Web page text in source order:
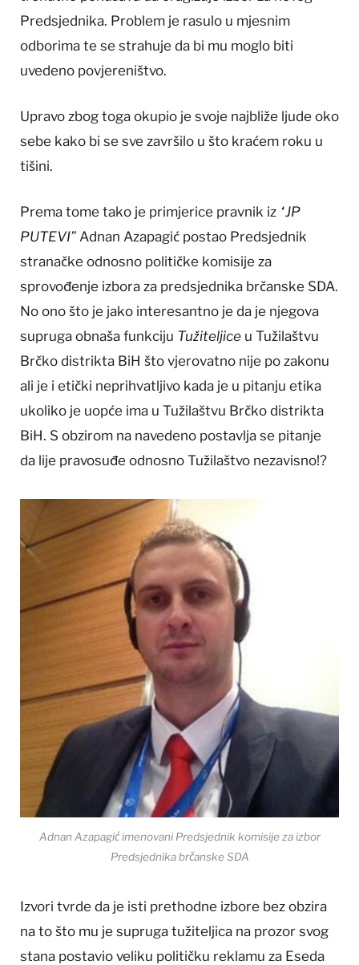
Predsjednika. Problem je rasulo u mjesnim
odborima te se strahuje da bi mu moglo biti
uvedeno povjereništvo.
Upravo zbog toga okupio je svoje najbliže ljude oko
sebe kako bi se sve završilo u što kraćem roku u
tišini.
Prema tome tako je primjerice pravnik iz “JP
PUTEVI” Adnan Azapagić postao Predsjednik
stranačke odnosno političke komisije za
sprovođenje izbora za predsjednika brčanske SDA.
No ono što je jako interesantno je da je njegova
supruga obnaša funkciju Tužiteljice u Tužilaštvu
Brčko distrikta BiH što vjerovatno nije po zakonu
ali je i etički neprihvatljivo kada je u pitanju etika
ukoliko je uopće ima u Tužilaštvu Brčko distrikta
BiH. S obzirom na navedeno postavlja se pitanje
da lije pravosuđe odnosno Tužilaštvo nezavisno!?
Adnan Azapagić imenovani Predsjednik komisije za izbor
Predsjednika brčanske SDA
Izvori tvrde da je isti prethodne izbore bez obzira
na to što mu je supruga tužiteljica na prozor svog
stana postavio veliku političku reklamu za Eseda